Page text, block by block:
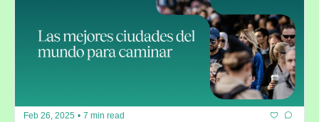
Feb 26, 2025 • 7 min read